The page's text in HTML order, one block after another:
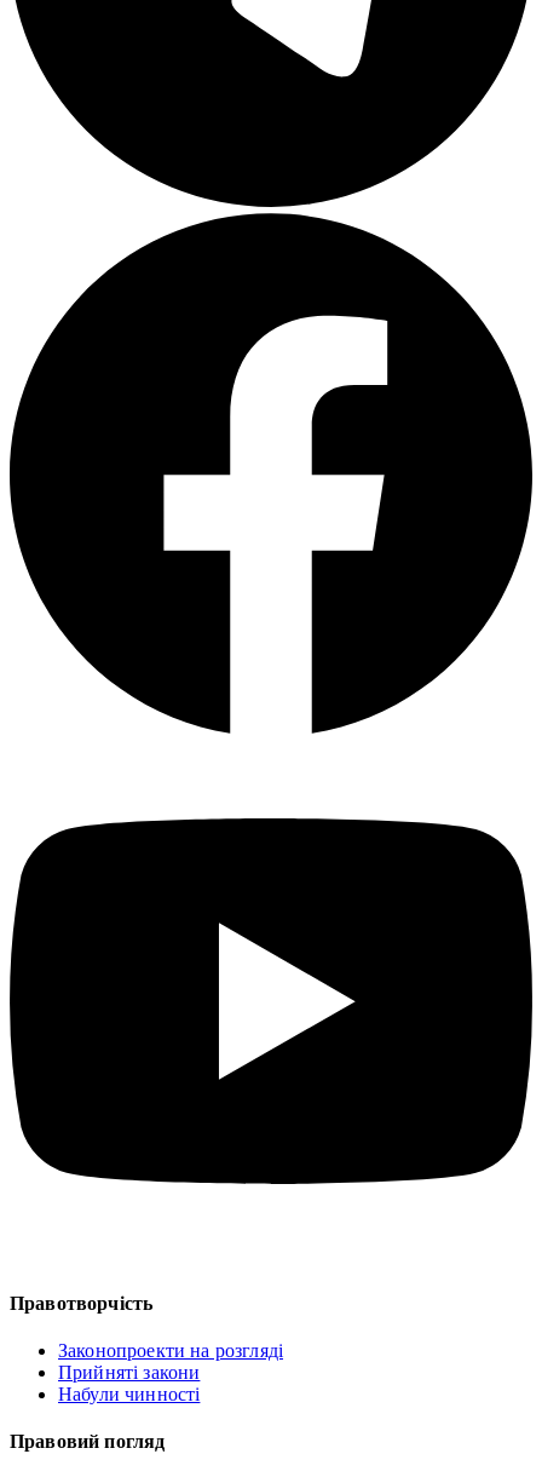
Правотворчість
Законопроекти на розгляді
Прийняті закони
Набули чинності
Правовий погляд